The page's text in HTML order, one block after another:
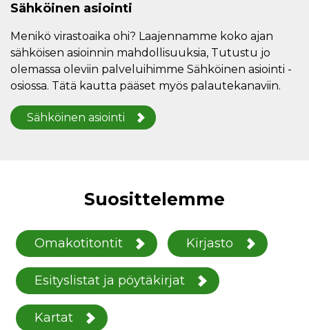
Sähköinen asiointi
Menikö virastoaika ohi? Laajennamme koko ajan
sähköisen asioinnin mahdollisuuksia, Tutustu jo
olemassa oleviin palveluihimme Sähköinen asiointi -
osiossa. Tätä kautta pääset myös palautekanaviin.
Sähköinen asiointi
Suosittelemme
Omakotitontit Kirjasto
Esityslistat ja pöytäkirjat
Kartat